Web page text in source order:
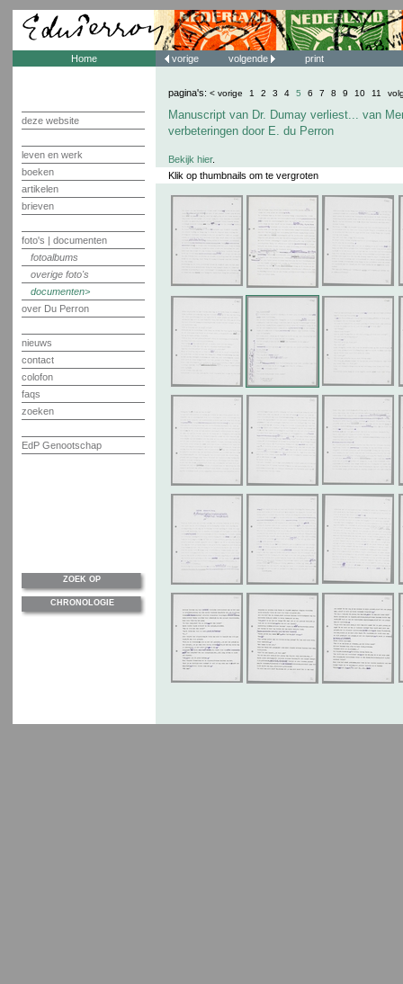
Home
deze website
leven en werk
boeken
artikelen
brieven
foto's | documenten
fotoalbums
overige foto's
documenten
over Du Perron
nieuws
contact
colofon
faqs
zoeken
EdP Genootschap
vorige volgende print
pagina's: < vorige 1 2 3 4 5 6 7 8 9 10 11
Manuscript van Dr. Dumay verliest... van
verbeteringen door E. du Perron
Bekijk hier.
Klik op thumbnails om te vergroten
ZOEK OP
CHRONOLOGIE